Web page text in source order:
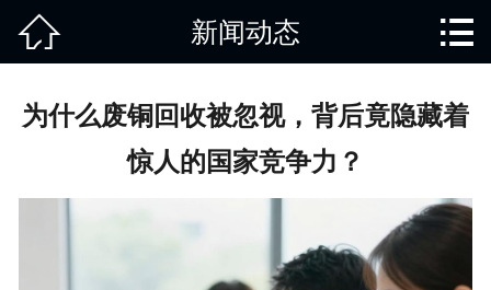
回收范围
 新闻动态 
为什么废铜回收被忽视，背后竟隐藏着
惊人的国家竞争力？